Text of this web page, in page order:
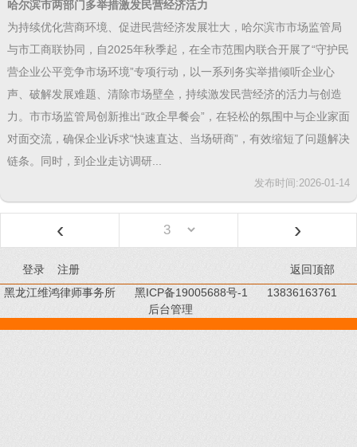
交通国际创新平台。新华社发（哈工大供图） 新华社哈尔滨1月13
日电（记者杨思琪）伴随着阵阵欢呼，一支支龙舟在冰冻的松花江面
上疾驰，激起细碎的冰花。由哈尔滨工业大学主办的“哈工大-剑桥-牛
津（哈剑牛）杯”冰上龙舟国际友谊赛暨中英青年文化交流周活动13日
结束。在为期七天的走访交流中，来自牛津大学、剑桥大学的英国学
子与哈工大等中国知名高校的...
发布时间:2026-01-14
为持续优化营商环境、促进民营经济发展壮大，哈尔滨市市场监管局
与市工商联协同，自2025年秋季起，在全市范围内联合开展了“守护民
营企业公平竞争市场环境”专项行动，以一系列务实举措倾听企业心
声、破解发展难题、清除市场壁垒，持续激发民营经济的活力与创造
力。市市场监管局创新推出“政企早餐会”，在轻松的氛围中与企业家面
对面交流，确保企业诉求“快速直达、当场研商”，有效缩短了问题解决